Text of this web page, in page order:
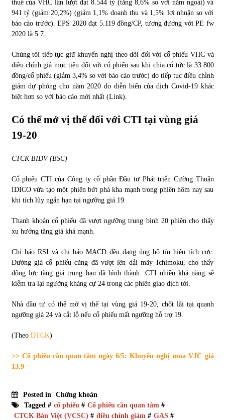
thuế của VHC lần lượt đạt 8.544 tỷ (tăng 8,6% so với năm ngoái) và
941 tỷ (giảm 20,2%) (giảm 1,1% doanh thu và 1,5% lợi nhuận so với
báo cáo trước). EPS 2020 đạt 5.119 đồng/CP, tương đương với PE fw
2020 là 5.7.
Chúng tôi tiếp tục giữ khuyến nghị theo dõi đối với cổ phiếu VHC và
điều chỉnh giá mục tiêu đối với cổ phiếu sau khi chia cổ tức là 33.800
đồng/cổ phiếu (giảm 3,4% so với báo cáo trước) do tiếp tục điều chỉnh
giảm dự phóng cho năm 2020 do diễn biến của dịch Covid-19 khác
biệt hơn so với báo cáo mới nhất (Link).
Có thể mở vị thế đối với CTI tại vùng giá
19-20
CTCK BIDV (BSC)
Cổ phiếu CTI của Công ty cổ phần Đầu tư Phát triển Cường Thuận
IDICO vừa tạo một phiên bứt phá kha mạnh trong phiên hôm nay sau
khi tích lũy ngắn hạn tại ngưỡng giá 19.
Thanh khoản cổ phiếu đã vượt ngưỡng trung bình 20 phiên cho thấy
xu hướng tăng giá khá mạnh.
Chỉ báo RSI và chỉ báo MACD đều đang ủng hộ tín hiệu tích cực.
Đường giá cổ phiếu cũng đã vượt lên dải mây Ichimoku, cho thấy
động lực tăng giá trung hạn đã hình thành. CTI nhiều khả năng sẽ
kiểm tra lại ngưỡng kháng cự 24 trong các phiên giao dịch tới.
Nhà đầu tư có thể mở vị thế tại vùng giá 19-20, chốt lãi tại quanh
ngưỡng giá 24 và cắt lỗ nếu cổ phiếu mất ngưỡng hỗ trợ 19.
(Theo ĐTCK)
>> Cổ phiếu cần quan tâm ngày 6/5: Khuyến nghị mua VJC giá
13.9
Posted in
Chứng khoán
Tagged # cổ phiếu # Cổ phiếu cần quan tâm #
CTCK Bản Việt (VCSC) # điều chỉnh giảm # GAS#